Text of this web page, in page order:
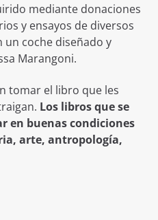
mediante donaciones
y ensayos de diversos
un coche diseñado y
Marangoni.
tomar el libro que les
Los libros que se
en buenas condiciones
arte, antropología,